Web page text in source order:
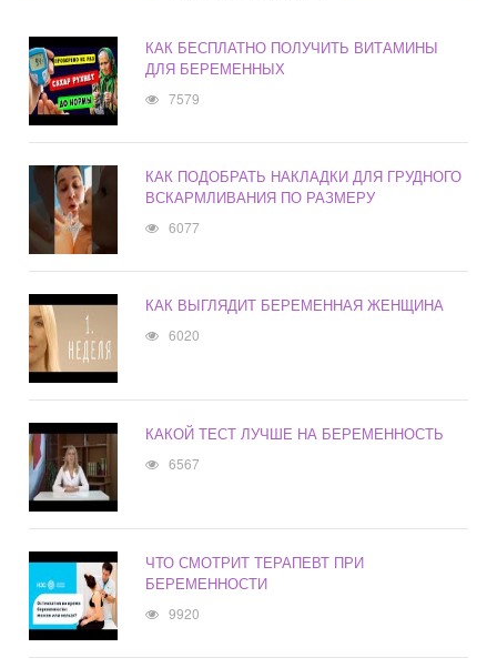
КАК БЕСПЛАТНО ПОЛУЧИТЬ ВИТАМИНЫ
ДЛЯ БЕРЕМЕННЫХ
7579
КАК ПОДОБРАТЬ НАКЛАДКИ ДЛЯ ГРУДНОГО
ВСКАРМЛИВАНИЯ ПО РАЗМЕРУ
6077
КАК ВЫГЛЯДИТ БЕРЕМЕННАЯ ЖЕНЩИНА
6020
КАКОЙ ТЕСТ ЛУЧШЕ НА БЕРЕМЕННОСТЬ
6567
ЧТО СМОТРИТ ТЕРАПЕВТ ПРИ
БЕРЕМЕННОСТИ
9920